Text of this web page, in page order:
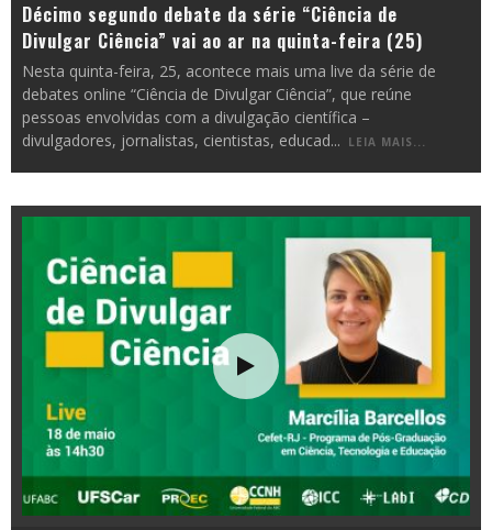
Décimo segundo debate da série “Ciência de
Divulgar Ciência” vai ao ar na quinta-feira (25)
Nesta quinta-feira, 25, acontece mais uma live da série de
debates online “Ciência de Divulgar Ciência”, que reúne
pessoas envolvidas com a divulgação científica –
divulgadores, jornalistas, cientistas, educad... LEIA MAIS...